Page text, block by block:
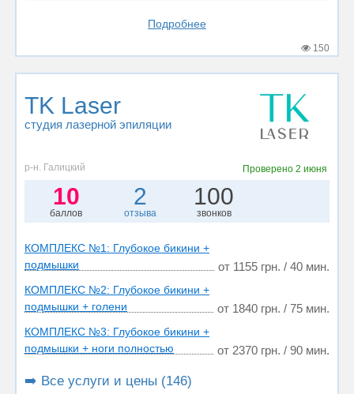
Подробнее
150
TK Laser
студия лазерной эпиляции
р-н. Галицкий Проверено 2 июня
10
баллов
2
отзыва
100
звонков
КОМПЛЕКС №1: Глубокое бикини +
подмышки
от 1155 грн. / 40 мин.
КОМПЛЕКС №2: Глубокое бикини +
подмышки + голени
от 1840 грн. / 75 мин.
КОМПЛЕКС №3: Глубокое бикини +
подмышки + ноги полностью
от 2370 грн. / 90 мин.
➡️ Все услуги и цены (146)